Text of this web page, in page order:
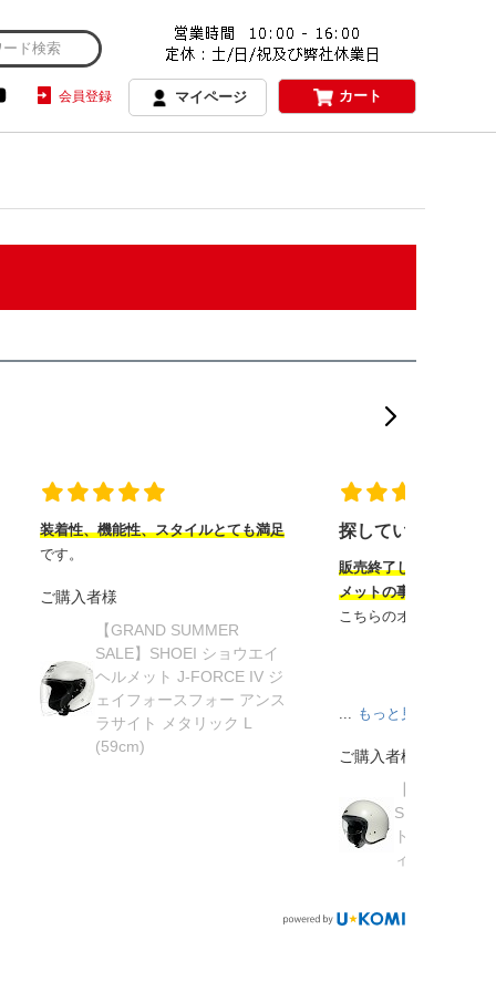
会員登録 マイページ カート
装着性、機能性、スタイルとても満足
です。
ご購入者様
【GRAND SUMMER
SALE】SHOEI ショウエイ
ヘルメット J-FORCE IV ジ
ェイフォースフォー アンス
ラサイト メタリック L
(59cm)
探していたヘルメ
販売終了してから半年
メットの事を知り探し
こちらのオンラインサ
... もっと見る
ご購入者様
SHOEI ショ
ト J・O ジェ
ィッシュグリ